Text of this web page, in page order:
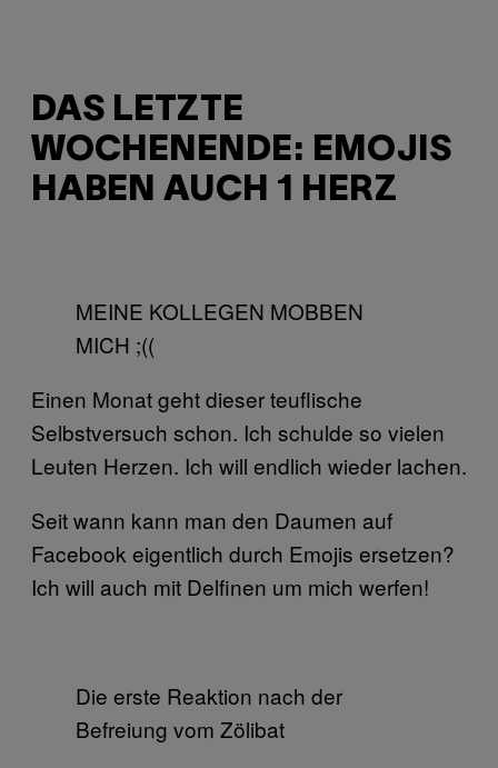
DAS LETZTE
WOCHENENDE: EMOJIS
HABEN AUCH 1 HERZ
MEINE KOLLEGEN MOBBEN
MICH ;((
Einen Monat geht dieser teuflische
Selbstversuch schon. Ich schulde so vielen
Leuten Herzen. Ich will endlich wieder lachen.
Seit wann kann man den Daumen auf
Facebook eigentlich durch Emojis ersetzen?
Ich will auch mit Delfinen um mich werfen!
Die erste Reaktion nach der
Befreiung vom Zölibat